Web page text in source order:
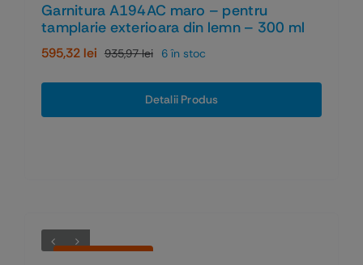
Garnitura A194AC maro – pentru
tamplarie exterioara din lemn – 300 ml
935,97leiPrețul
inițial
a
fost:
595,32 lei
Prețul
curent
este:
595,32 lei.
6 în stoc
Detalii Produs